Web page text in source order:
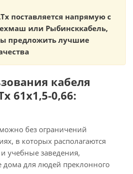
поставляется напрямую с
или Рыбинсккабель,
предложить лучшие
кабеля
61х1,5-0,66:
без ограничений
в которых располагаются
учебные заведения,
дома для людей преклонного